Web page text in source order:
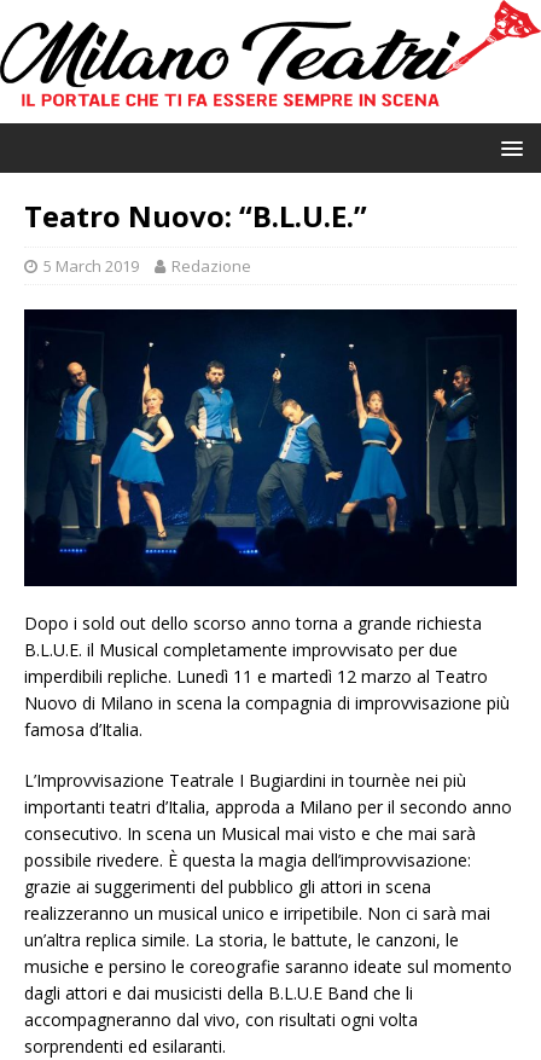
Teatro Nuovo: “B.L.U.E.”
5 March 2019 Redazione
Dopo i sold out dello scorso anno torna a grande richiesta
B.L.U.E. il Musical completamente improvvisato per due
imperdibili repliche. Lunedì 11 e martedì 12 marzo al Teatro
Nuovo di Milano in scena la compagnia di improvvisazione più
famosa d’Italia.
L’Improvvisazione Teatrale I Bugiardini in tournèe nei più
importanti teatri d’Italia, approda a Milano per il secondo anno
consecutivo. In scena un Musical mai visto e che mai sarà
possibile rivedere. È questa la magia dell’improvvisazione:
grazie ai suggerimenti del pubblico gli attori in scena
realizzeranno un musical unico e irripetibile. Non ci sarà mai
un’altra replica simile. La storia, le battute, le canzoni, le
musiche e persino le coreografie saranno ideate sul momento
dagli attori e dai musicisti della B.L.U.E Band che li
accompagneranno dal vivo, con risultati ogni volta
sorprendenti ed esilaranti.